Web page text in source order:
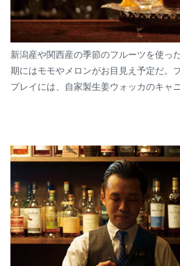
新潟産や関西産の季節のフルーツを使っ
期にはモモやメロンがお目見え予定だ。
プレイには、自家製生姜ウォッカのキャ